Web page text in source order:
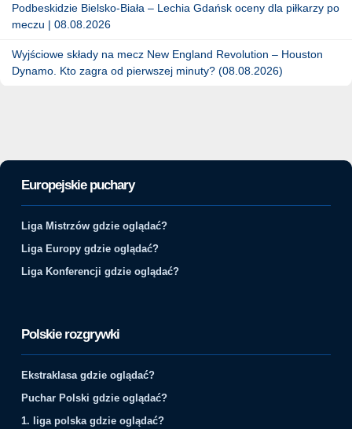
Podbeskidzie Bielsko-Biała – Lechia Gdańsk oceny dla piłkarzy po
meczu | 08.08.2026
Wyjściowe składy na mecz New England Revolution – Houston
Dynamo. Kto zagra od pierwszej minuty? (08.08.2026)
Europejskie puchary
Liga Mistrzów gdzie oglądać?
Liga Europy gdzie oglądać?
Liga Konferencji gdzie oglądać?
Polskie rozgrywki
Ekstraklasa gdzie oglądać?
Puchar Polski gdzie oglądać?
1. liga polska gdzie oglądać?